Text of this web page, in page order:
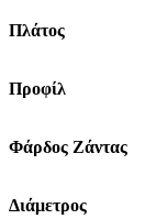
Πλάτος
Προφίλ
Φάρδος Ζάντας
Διάμετρος